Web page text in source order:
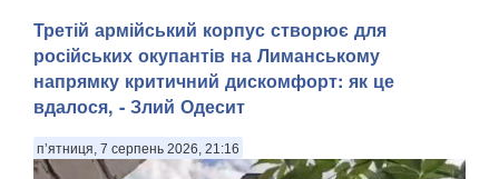
Третій армійський корпус створює для
російських окупантів на Лиманському
напрямку критичний дискомфорт: як це
вдалося, - Злий Одесит
п’ятниця, 7 серпень 2026, 21:16